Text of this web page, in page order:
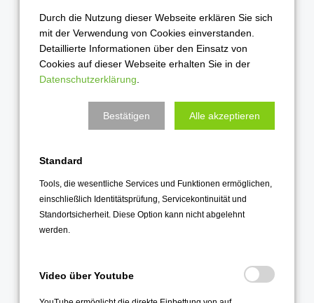
November 2022
Oktober 2022
September 2022
Mai 2022
April 2022
März 2022
Durch die Nutzung dieser Webseite erklären Sie sich
mit der Verwendung von Cookies einverstanden.
Detaillierte Informationen über den Einsatz von
Cookies auf dieser Webseite erhalten Sie in der
Datenschutzerklärung
Bestätigen Alle akzeptieren
Standard
Tools, die wesentliche Services und Funktionen ermöglichen,
einschließlich Identitätsprüfung, Servicekontinuität und
Standortsicherheit. Diese Option kann nicht abgelehnt
werden.
Video über Youtube